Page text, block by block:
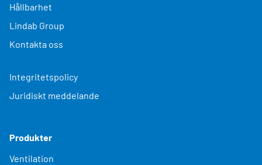
Hållbarhet
Lindab Group
Kontakta oss
Integritetspolicy
Juridiskt meddelande
Produkter
Ventilation